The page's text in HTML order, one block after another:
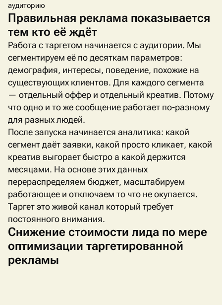
аудиторию
Правильная реклама показывается
тем кто её ждёт
Работа с таргетом начинается с аудитории. Мы
сегментируем её по десяткам параметров:
демография, интересы, поведение, похожие на
существующих клиентов. Для каждого сегмента
— отдельный оффер и отдельный креатив. Потому
что одно и то же сообщение работает по-разному
для разных людей.
После запуска начинается аналитика: какой
сегмент даёт заявки, какой просто кликает, какой
креатив выгорает быстро а какой держится
месяцами. На основе этих данных
перераспределяем бюджет, масштабируем
работающее и отключаем то что не окупается.
Таргет это живой канал который требует
постоянного внимания.
Снижение стоимости лида по мере
оптимизации таргетированной
рекламы